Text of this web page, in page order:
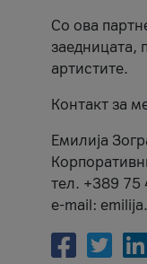
Со ова
заедницата,
артистите.
Контакт за
Емилија
тел. +389 75
e-mail: